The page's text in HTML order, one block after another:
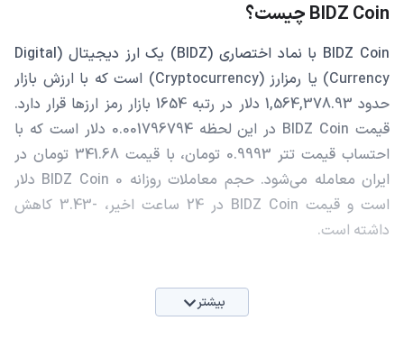
BIDZ Coin چیست؟
BIDZ Coin با نماد اختصاری (BIDZ) یک ارز دیجیتال (Digital
Currency) یا رمزارز (Cryptocurrency) است که با ارزش بازار
حدود 1,564,378.93 دلار در رتبه 1654 بازار رمز ارزها قرار دارد.
قیمت BIDZ Coin در این لحظه 0.001796794 دلار است که با
احتساب قیمت تتر 0.9993 تومان، با قیمت 341.68 تومان در
ایران معامله می‌شود. حجم معاملات روزانه BIDZ Coin 0 دلار
است و قیمت BIDZ Coin در 24 ساعت اخیر، -3.43 کاهش
داشته است.
بیشتر